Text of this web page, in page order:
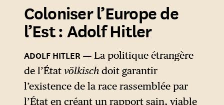
qu’une faible aire de
souveraineté sont dominés
par l’impératif catégorique
d’élargir cette aire par la
colonisation, l’union avec
d’autres États, ou divers types
de conquêtes »10 . Il
Coloniser l’Europe de
l’Est : Adolf Hitler
ADOLF HITLER
La politique étrangère
de l’État völkischdoit garantir
l’existence de la race rassemblée par
l’État en créant un rapport sain, viable